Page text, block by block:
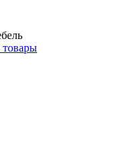
товары